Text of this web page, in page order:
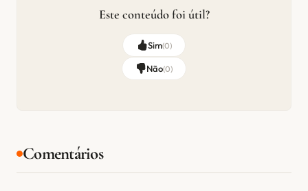
Este conteúdo foi útil?
Sim(0)
Não(0)
Comentários